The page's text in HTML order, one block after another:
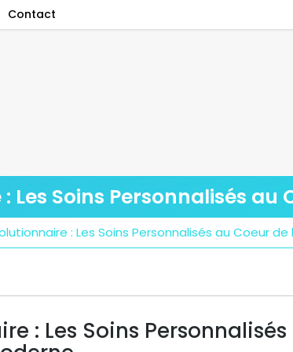
Contact
Soins Personnalisés au
: Les Soins Personnalisés au Coeur
: Les Soins Personnalisés